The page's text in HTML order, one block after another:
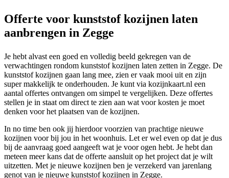
Offerte voor kunststof kozijnen laten
aanbrengen in Zegge
Je hebt alvast een goed en volledig beeld gekregen van de
verwachtingen rondom kunststof kozijnen laten zetten in Zegge. De
kunststof kozijnen gaan lang mee, zien er vaak mooi uit en zijn
super makkelijk te onderhouden. Je kunt via kozijnkaart.nl een
aantal offertes ontvangen om simpel te vergelijken. Deze offertes
stellen je in staat om direct te zien aan wat voor kosten je moet
denken voor het plaatsen van de kozijnen.
In no time ben ook jij hierdoor voorzien van prachtige nieuwe
kozijnen voor bij jou in het woonhuis. Let er wel even op dat je dus
bij de aanvraag goed aangeeft wat je voor ogen hebt. Je hebt dan
meteen meer kans dat de offerte aansluit op het project dat je wilt
uitzetten. Met je nieuwe kozijnen ben je verzekerd van jarenlang
genot van je nieuwe kunststof kozijnen in Zegge.